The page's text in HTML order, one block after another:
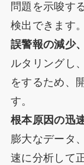
問題を示唆す
検出できます。
誤警報の減少
ルタリングし
をするため、
す。
根本原因の迅
膨大なデータ
速に分析して